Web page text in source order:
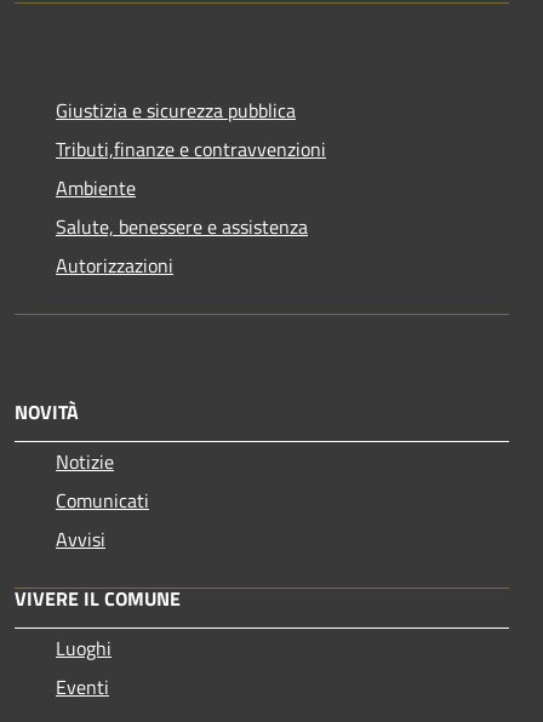
Giustizia e sicurezza pubblica
Tributi,finanze e contravvenzioni
Ambiente
Salute, benessere e assistenza
Autorizzazioni
NOVITÀ
Notizie
Comunicati
Avvisi
VIVERE IL COMUNE
Luoghi
Eventi